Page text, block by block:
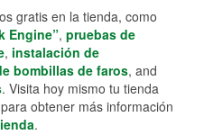
gratis en la tienda, como
Engine”, pruebas de
, instalación de
bombillas de faros, and
. Visita hoy mismo tu tienda
obtener más información
.